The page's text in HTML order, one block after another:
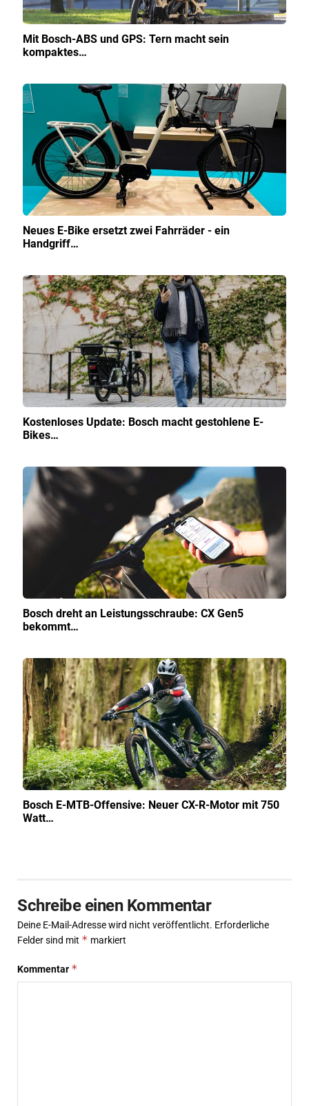
Mit Bosch-ABS und GPS: Tern macht sein
kompaktes…
Neues E-Bike ersetzt zwei Fahrräder - ein
Handgriff…
Kostenloses Update: Bosch macht gestohlene E-
Bikes…
Bosch dreht an Leistungsschraube: CX Gen5
bekommt…
Bosch E-MTB-Offensive: Neuer CX-R-Motor mit 750
Watt…
Schreibe einen Kommentar
Deine E-Mail-Adresse wird nicht veröffentlicht. Erforderliche
Felder sind mit * markiert
Kommentar *